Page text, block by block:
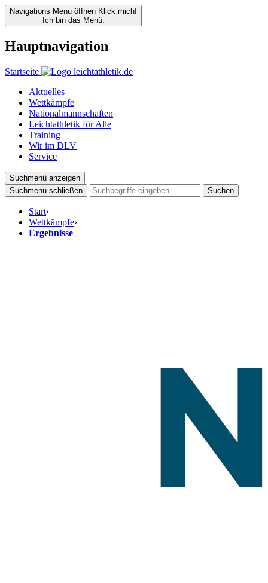
Navigations Menu öffnen Klick mich!
Ich bin das Menü.
Hauptnavigation
Startseite
Aktuelles
Wettkämpfe
Nationalmannschaften
Leichtathletik für Alle
Training
Wir im DLV
Service
Suchmenü anzeigen
Suchmenü schließen
Suchen
Start›
Wettkämpfe›
Ergebnisse